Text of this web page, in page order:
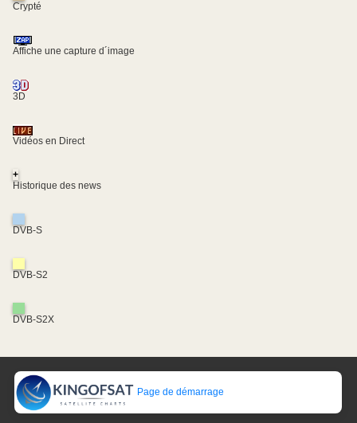
Crypté
Affiche une capture d´image
3D
Vidéos en Direct
+
Historique des news
DVB-S
DVB-S2
DVB-S2X
Page de démarrage